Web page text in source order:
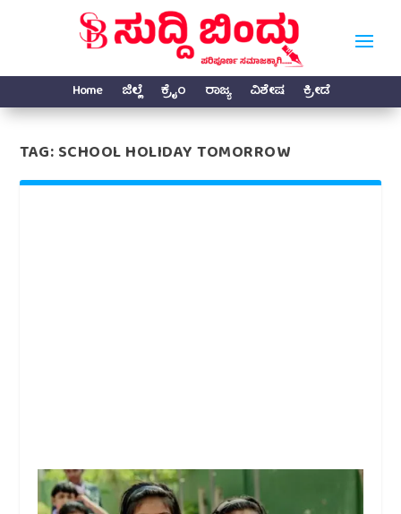
Home ಜಿಲ್ಲೆ ಕ್ರೈಂ ರಾಜ್ಯ ವಿಶೇಷ ಕ್ರೀಡೆ
TAG:SCHOOL HOLIDAY TOMORROW